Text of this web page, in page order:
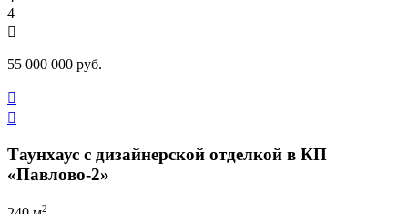
4

55 000 000 руб.


Таунхаус с дизайнерской отделкой в КП
«Павлово-2»
2